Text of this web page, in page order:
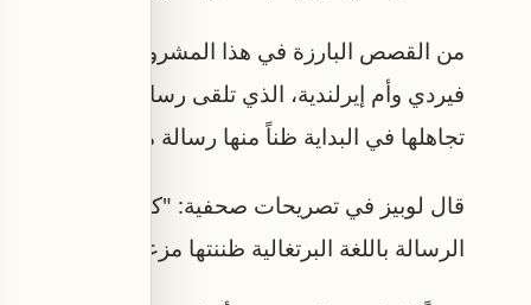
من القصص البارزة في هذا المشروع انضمام
تجاهلها في البداية ظناً منها رسالة مزعجة.
الرسالة باللغة البرتغالية ظننتها مزعجة، لكن بعد